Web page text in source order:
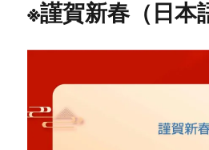
※謹賀新春（日本